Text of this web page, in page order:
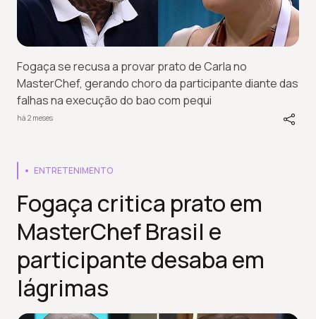
Fogaça se recusa a provar prato de Carla no
MasterChef, gerando choro da participante diante das
falhas na execução do bao com pequi
há 2 meses
ENTRETENIMENTO
Fogaça critica prato em
MasterChef Brasil e
participante desaba em
lágrimas